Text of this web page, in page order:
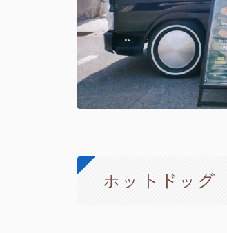
ホットドッグ